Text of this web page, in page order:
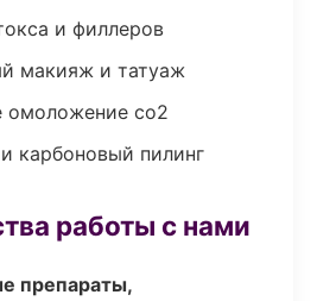
и филлеров
макияж и татуаж
омоложение co2
карбоновый пилинг
работы с нами
препараты,